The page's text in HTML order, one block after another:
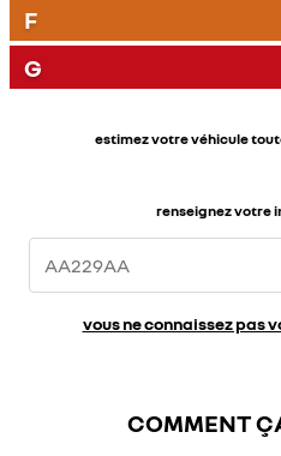
F
G
estimez votre véhicule
renseignez votre
vous ne connaissez pas
COMMENT